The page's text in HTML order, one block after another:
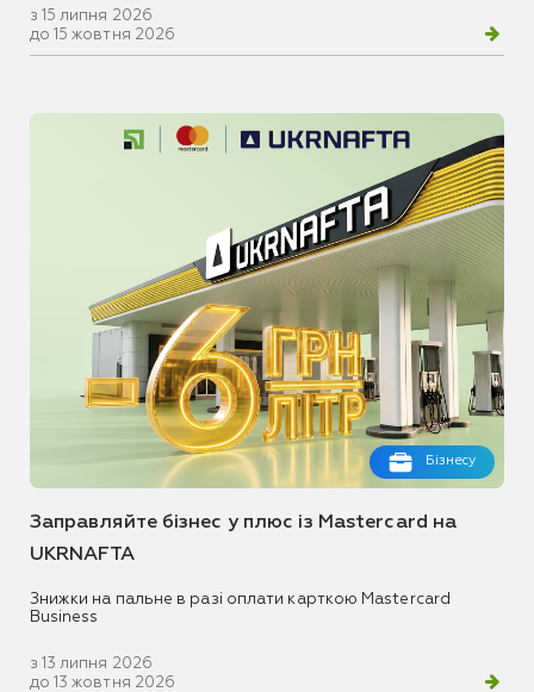
з 15 липня 2026
до 15 жовтня 2026
Бізнесу
Заправляйте бізнес у плюс із Mastercard на
UKRNAFTA
Знижки на пальне в разі оплати карткою Mastercard
Business
з 13 липня 2026
до 13 жовтня 2026